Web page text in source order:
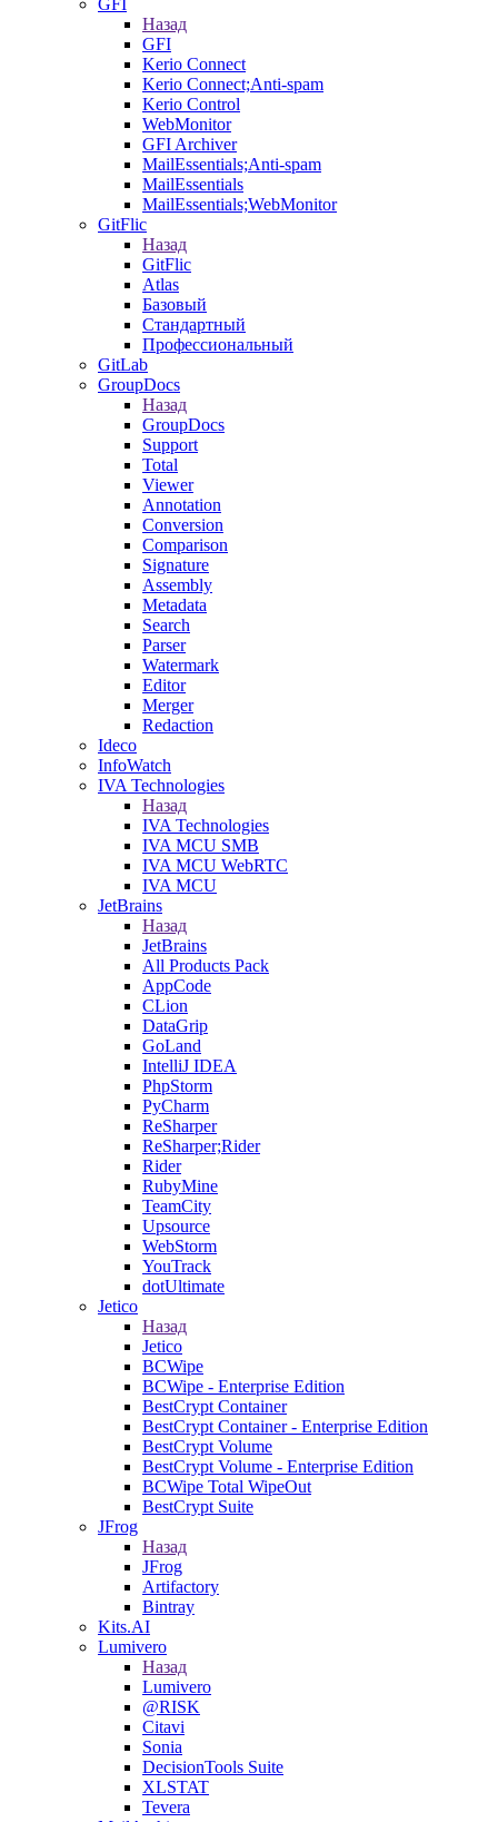
GFI
Назад
GFI
Kerio Connect
Kerio Connect;Anti-spam
Kerio Control
WebMonitor
GFI Archiver
MailEssentials;Anti-spam
MailEssentials
MailEssentials;WebMonitor
GitFlic
Назад
GitFlic
Atlas
Базовый
Стандартный
Профессиональный
GitLab
GroupDocs
Назад
GroupDocs
Support
Total
Viewer
Annotation
Conversion
Comparison
Signature
Assembly
Metadata
Search
Parser
Watermark
Editor
Merger
Redaction
Ideco
InfoWatch
IVA Technologies
Назад
IVA Technologies
IVA MCU SMB
IVA MCU WebRTC
IVA MCU
JetBrains
Назад
JetBrains
All Products Pack
AppCode
CLion
DataGrip
GoLand
IntelliJ IDEA
PhpStorm
PyCharm
ReSharper
ReSharper;Rider
Rider
RubyMine
TeamCity
Upsource
WebStorm
YouTrack
dotUltimate
Jetico
Назад
Jetico
BCWipe
BCWipe - Enterprise Edition
BestCrypt Container
BestCrypt Container - Enterprise Edition
BestCrypt Volume
BestCrypt Volume - Enterprise Edition
BCWipe Total WipeOut
BestCrypt Suite
JFrog
Назад
JFrog
Artifactory
Bintray
Kits.AI
Lumivero
Назад
Lumivero
@RISK
Citavi
Sonia
DecisionTools Suite
XLSTAT
Tevera